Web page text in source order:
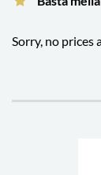
Sorry, no prices